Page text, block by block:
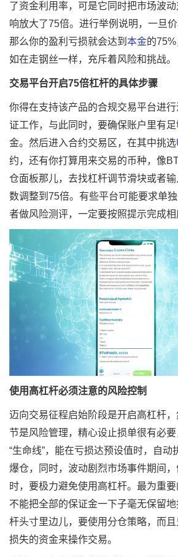
了资金利用率，可是它同时把市场波
响放大了75倍。进行举例说明，一旦价
那么你的盈利亏损就会达到 本金的
如在走钢丝一样，充斥着风险和挑战。
交易平台开启75倍杠杆的具体步骤
你得在支持该产品的合规交易平台进
证工作，与此同时，要确保账户里有
金。然后进入合约交易区，在其中挑选
约，还有你打算用来交易的币种，像
仓面板那儿，去找杠杆调节滑块或者
数调整到75倍。有些平台可能要求单
者做风险测评，一定要按照提示完成相
使用高杠杆必须注意的风险控制
迈向交易征程启始阶段是开启高杠杆
节是风险管理，精心设止损单很有必
“生命线”，能在亏损达预设值时，自动
爆仓，同时，波动剧烈市场事件期间
时，要极力避免使用高杠杆。最为重
不能把全部的保证金一下子毫无保留
杆头寸里边儿，要使用分仓策略，而
损失的资金来操作交易。